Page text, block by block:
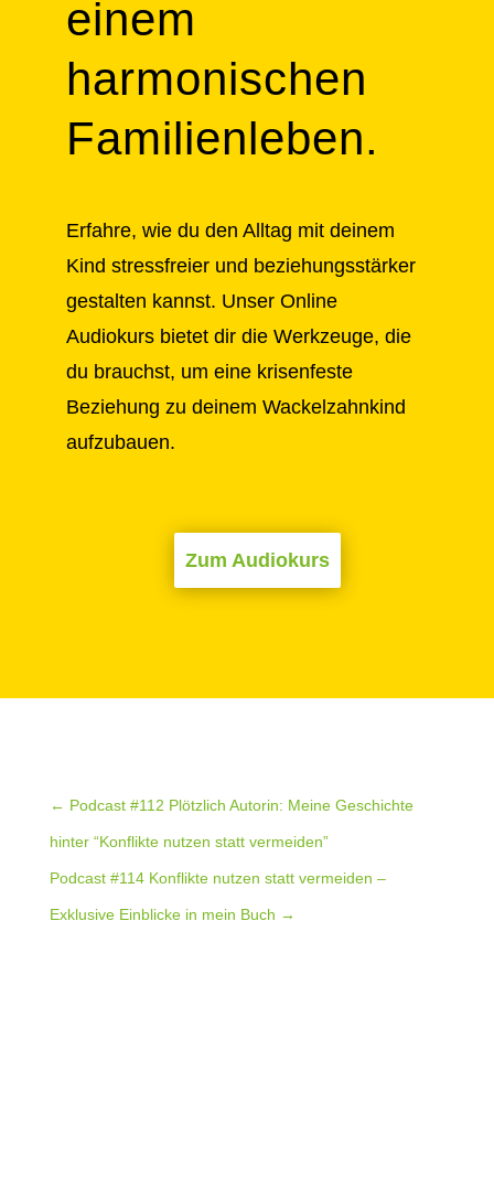
einem
harmonischen
Familienleben.
Erfahre, wie du den Alltag mit deinem
Kind stressfreier und beziehungsstärker
gestalten kannst. Unser Online
Audiokurs bietet dir die Werkzeuge, die
du brauchst, um eine krisenfeste
Beziehung zu deinem Wackelzahnkind
aufzubauen.
Zum Audiokurs
← Podcast #112 Plötzlich Autorin: Meine Geschichte
hinter “Konflikte nutzen statt vermeiden”
Podcast #114 Konflikte nutzen statt vermeiden –
Exklusive Einblicke in mein Buch →